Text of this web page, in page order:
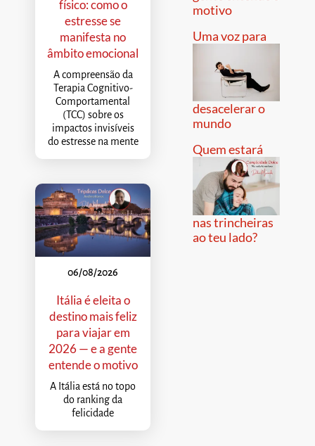
físico: como o
estresse se
manifesta no
âmbito emocional
A compreensão da
Terapia Cognitivo-
Comportamental
(TCC) sobre os
impactos invisíveis
do estresse na mente
06/08/2026
Itália é eleita o
destino mais feliz
para viajar em
2026 — e a gente
entende o motivo
A Itália está no topo
do ranking da
felicidade
motivo
Uma voz para
desacelerar o
mundo
Quem estará
nas trincheiras
ao teu lado?